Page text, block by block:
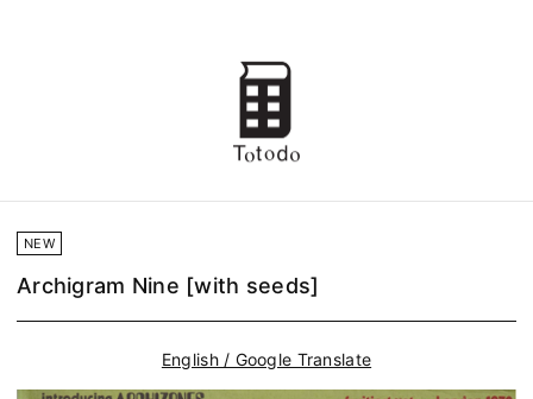
NEW
Archigram Nine [with seeds]
English / Google Translate